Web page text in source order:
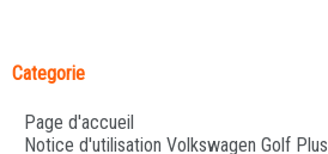
Categorie
Page d'accueil
Notice d'utilisation Volkswagen Golf Plus